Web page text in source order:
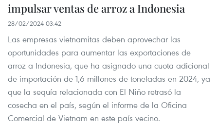
impulsar ventas de arroz a Indonesia
28/02/2024 03:42
Las empresas vietnamitas deben aprovechar las
oportunidades para aumentar las exportaciones de
arroz a Indonesia, que ha asignado una cuota adicional
de importación de 1,6 millones de toneladas en 2024, ya
que la sequía relacionada con El Niño retrasó la
cosecha en el país, según el informe de la Oficina
Comercial de Vietnam en este país vecino.